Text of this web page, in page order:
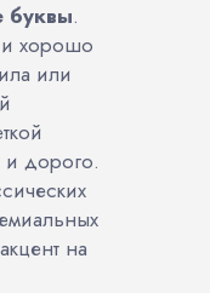
буквы.
хорошо
или
и дорого.
на